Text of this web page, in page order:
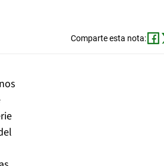
Comparte esta nota: